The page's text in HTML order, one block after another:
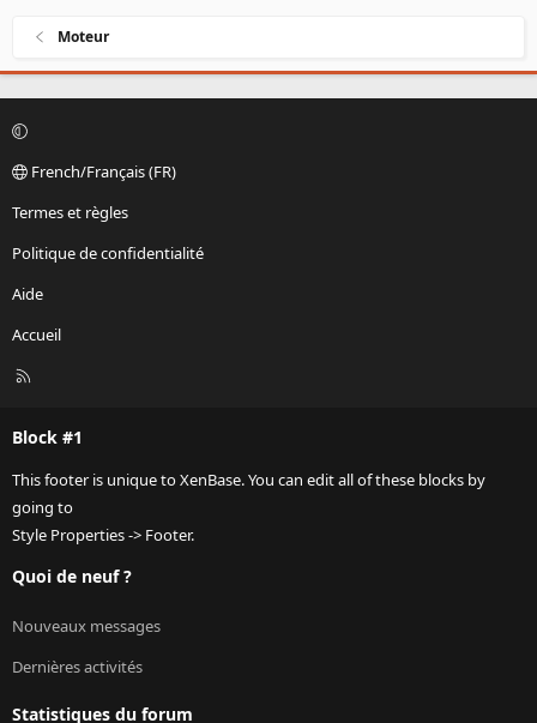
Moteur
French/Français (FR)
Termes et règles
Politique de confidentialité
Aide
Accueil
R
Block #1
This footer is unique to XenBase. You can edit all of these blocks by
going to
Style Properties -> Footer.
Quoi de neuf ?
Nouveaux messages
Dernières activités
Statistiques du forum